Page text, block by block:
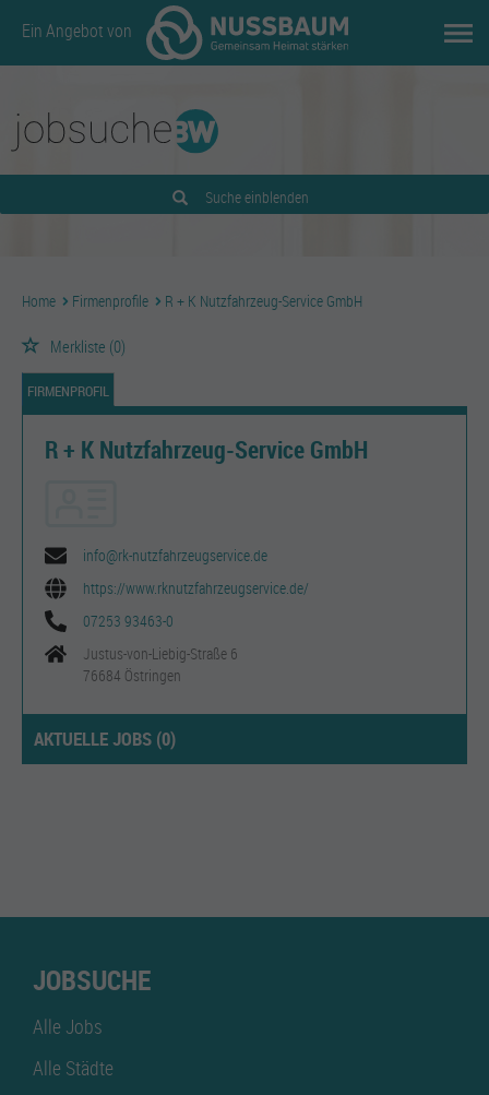
Ein Angebot von
Suche einblenden
Home Firmenprofile R + K Nutzfahrzeug-Service GmbH
Merkliste (0)
FIRMENPROFIL
R + K Nutzfahrzeug-Service GmbH
info@rk-nutzfahrzeugservice.de
https://www.rknutzfahrzeugservice.de/
07253 93463-0
Justus-von-Liebig-Straße 6
76684 Östringen
AKTUELLE JOBS (0)
JOBSUCHE
Alle Jobs
Alle Städte